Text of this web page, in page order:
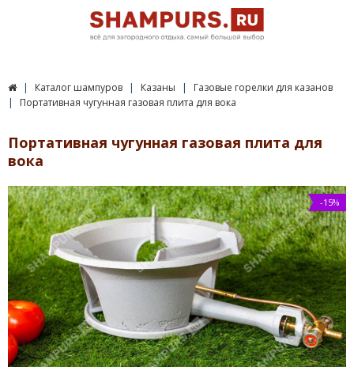
Каталог шампуров Казаны
Газовые горелки для казанов
Портативная чугунная газовая плита для вока
Портативная чугунная газовая плита для
вока
-15%